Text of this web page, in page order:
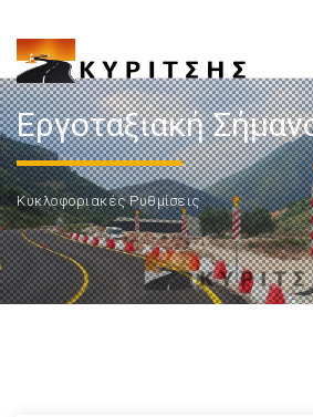
Εργοταξιακή
Κυκλοφοριακές Ρυθμίσεις